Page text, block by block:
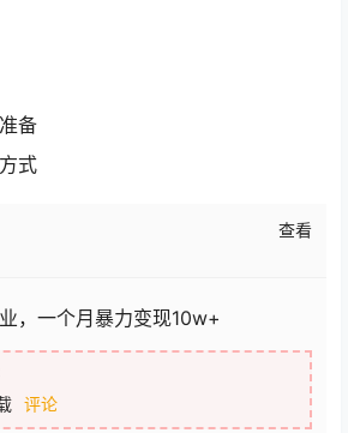
备
式
查看
，一个月暴力变现10w+
评论